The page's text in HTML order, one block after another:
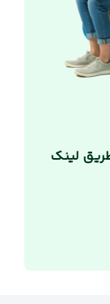
طریق لینک